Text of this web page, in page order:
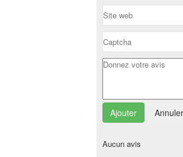
Annuler
Aucun avis